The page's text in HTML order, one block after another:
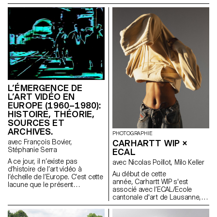
cadre du MA en photographie
de Lausanne. Il s'inscrit dans le
prolongement du projet de
recherche Augmented
Photography, qui s’est déroulé
également à l’ECAL (2016-
2017).
L’ÉMERGENCE DE
L’ART VIDÉO EN
EUROPE (1960–1980):
HISTOIRE, THÉORIE,
SOURCES ET
ARCHIVES.
avec François Bovier,
Stéphanie Serra
A ce jour, il n’existe pas
d’histoire de l’art vidéo à
l’échelle de l’Europe. C’est cette
lacune que le présent
d’abord en réunissant des
PHOTOGRAPHIE
CARHARTT WIP ×
ECAL
avec Nicolas Poillot, Milo Keller
Au début de cette
année, Carhartt WIP s'est
associé avec l’ECAL/Ecole
cantonale d'art de Lausanne,
en invitant des étudiant-e-x-s en